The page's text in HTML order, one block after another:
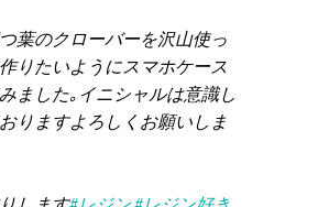
葉のクローバーを沢山使っ
りたいようにスマホケース
ました｡イニシャルは意識し
りますよろしくお願いしま